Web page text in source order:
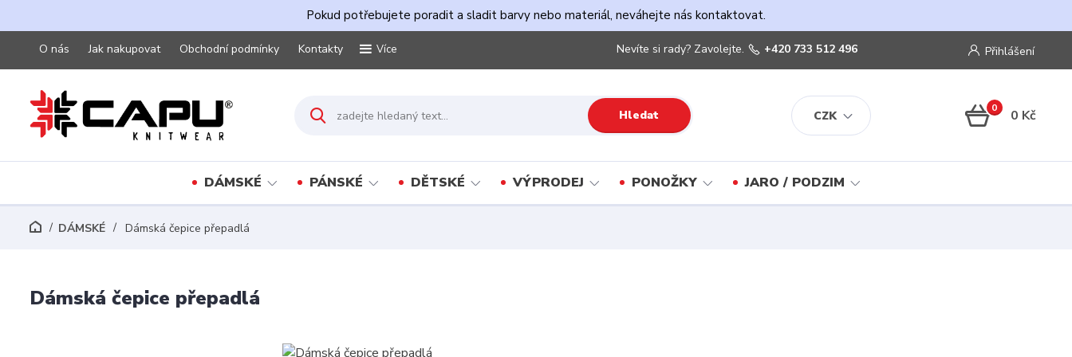
Pokud potřebujete poradit a sladit barvy nebo materiál, neváhejte nás kontaktovat.
O nás Jak nakupovat Obchodní podmínky Kontakty Více
CZK
Přihlášení
Hledat
Nevíte si rady? Zavolejte. +420 733 512 496
0 0 Kč
DÁMSKÉ PÁNSKÉ DĚTSKÉ VÝPRODEJ PONOŽKY JARO / PODZIM
DÁMSKÉ Dámská čepice přepadlá
Dámská čepice přepadlá